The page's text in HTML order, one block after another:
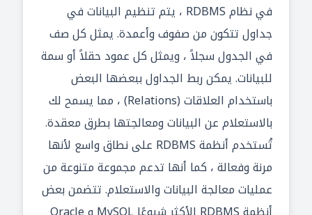
في نظام RDBMS ، يتم تنظيم البيانات في
جداول تتكون من صفوف وأعمدة. يمثل كل صف
في الجدول سجلاً ، ويمثل كل عمود حقلاً أو سمة
للبيانات. يمكن ربط الجداول ببعضها البعض
باستخدام العلاقات (Relations) ، مما يسمح لك
بالاستعلام عن البيانات ومعالجتها بطرق معقدة.
تُستخدم أنظمة RDBMS على نطاق واسع لأنها
مرنة وفعالة ، كما أنها تدعم مجموعة متنوعة من
عمليات معالجة البيانات والاستعلام. تتضمن بعض